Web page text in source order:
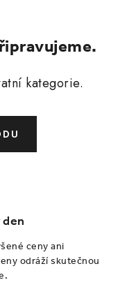
kategorie.
ceny ani
odráží skutečnou